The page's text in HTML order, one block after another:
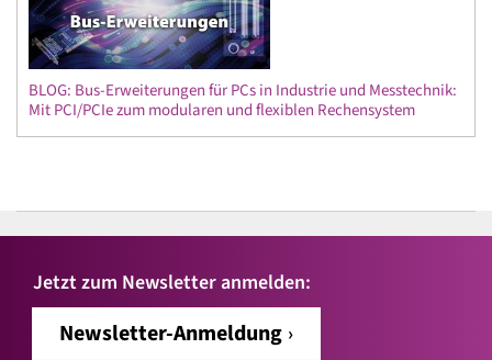
BLOG: Bus-Erweiterungen für PCs in Industrie und Messtechnik:
Mit PCI/PCIe zum modularen und flexiblen Rechensystem
Jetzt zum Newsletter anmelden:
Newsletter-Anmeldung